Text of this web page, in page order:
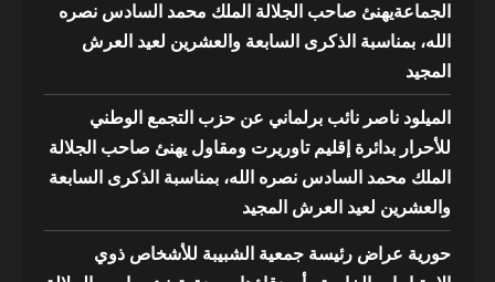
الجماعةيهنئ صاحب الجلالة الملك محمد السادس نصره
الله، بمناسبة الذكرى السابعة والعشرين لعيد العرش
المجيد
الميلود ناصر نائب برلماني عن حزب التجمع الوطني
للأحرار بدائرة إقليم تاوريرت ومقاول يهنئ صاحب الجلالة
الملك محمد السادس نصره الله، بمناسبة الذكرى السابعة
والعشرين لعيد العرش المجيد
حورية عراض رئيسة جمعية الشبيبة للأشخاص ذوي